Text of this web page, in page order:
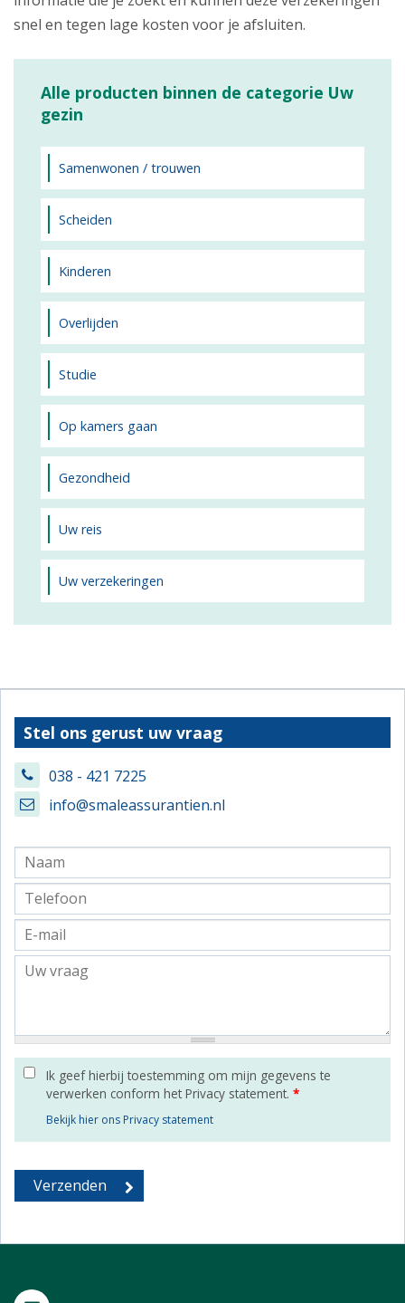
snel en tegen lage kosten voor je afsluiten.
Alle producten binnen de categorie Uw
gezin
Samenwonen / trouwen
Scheiden
Kinderen
Overlijden
Studie
Op kamers gaan
Gezondheid
Uw reis
Uw verzekeringen
Stel ons gerust uw vraag
038 - 421 7225
info@smaleassurantien.nl
Ik geef hierbij toestemming om mijn gegevens te
verwerken conform het Privacy statement. *
Bekijk hier ons Privacy statement